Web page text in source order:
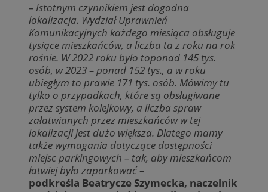
– Istotnym czynnikiem jest dogodna
lokalizacja. Wydział Uprawnień
Komunikacyjnych każdego miesiąca obsługuje
tysiące mieszkańców, a liczba ta z roku na rok
rośnie. W 2022 roku było toponad 145 tys.
osób, w 2023 – ponad 152 tys., a w roku
ubiegłym to prawie 171 tys. osób. Mówimy tu
tylko o przypadkach, które są obsługiwane
przez system kolejkowy, a liczba spraw
załatwianych przez mieszkańców w tej
lokalizacji jest dużo większa. Dlatego mamy
także wymagania dotyczące dostępności
miejsc parkingowych – tak, aby mieszkańcom
łatwiej było zaparkować–
podkreśla Beatrycze Szymecka, naczelnik